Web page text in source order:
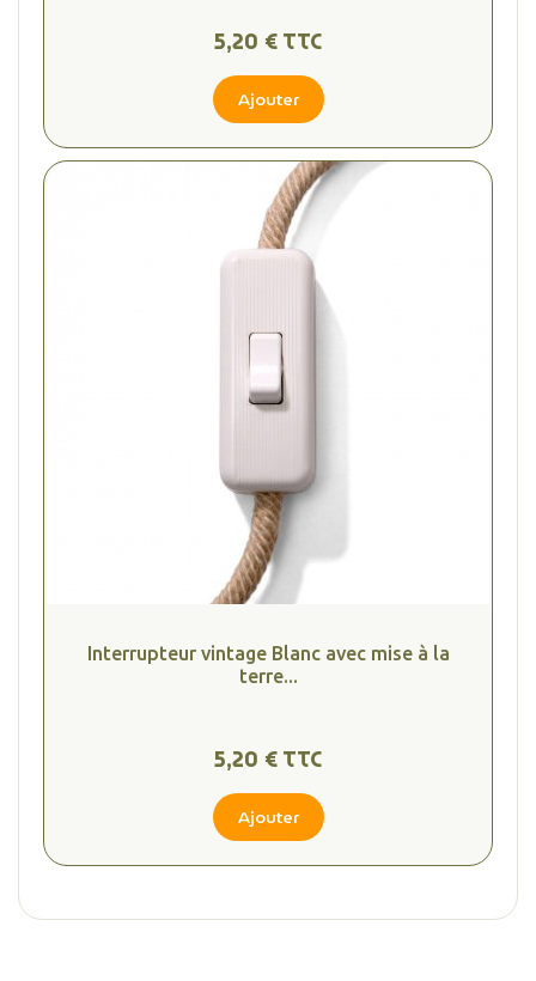
5,20 € TTC
Ajouter
Interrupteur vintage Blanc avec mise à la
terre...
5,20 € TTC
Ajouter